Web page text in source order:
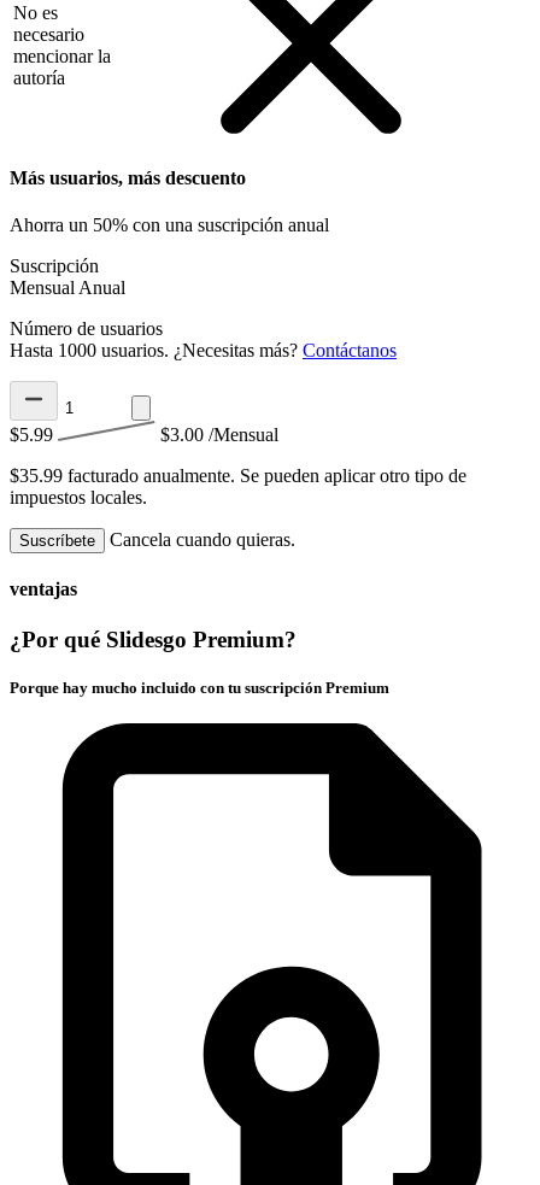
No es
necesario
mencionar la
autoría
Más usuarios, más descuento
Ahorra un 50% con una suscripción anual
Suscripción
Mensual Anual
Número de usuarios
Hasta 1000 usuarios. ¿Necesitas más? Contáctanos
$5.99 $3.00 /Mensual
$35.99 facturado anualmente. Se pueden aplicar otro tipo de
impuestos locales.
Suscríbete Cancela cuando quieras.
ventajas
¿Por qué Slidesgo Premium?
Porque hay mucho incluido con tu suscripción Premium